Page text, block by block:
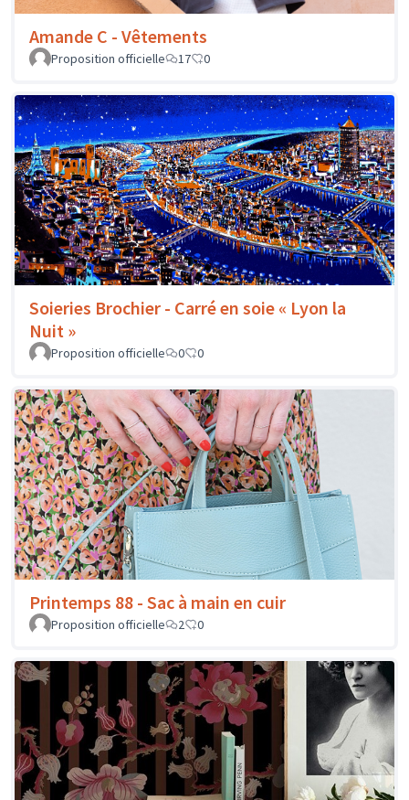
Amande C - Vêtements
Proposition officielle 17 0
Soieries Brochier - Carré en soie « Lyon la
Nuit »
Proposition officielle 0 0
Printemps 88 - Sac à main en cuir
Proposition officielle 2 0